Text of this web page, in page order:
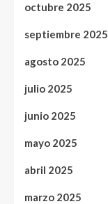
octubre 2025
septiembre 2025
agosto 2025
julio 2025
junio 2025
mayo 2025
abril 2025
marzo 2025